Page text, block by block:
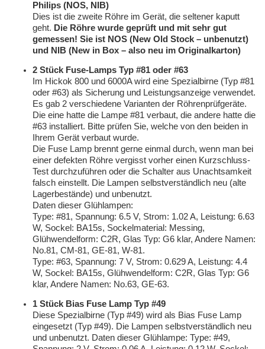
Philips (NOS, NIB)
Dies ist die zweite Röhre im Gerät, die seltener kaputt
geht. Die Röhre wurde geprüft und mit sehr gut
gemessen! Sie ist NOS (New Old Stock – unbenutzt)
und NIB (New in Box – also neu im Originalkarton)
2 Stück Fuse-Lamps Typ #81 oder #63
Im Hickok 800 und 6000A wird eine Spezialbirne (Typ #81
oder #63) als Sicherung und Leistungsanzeige verwendet.
Es gab 2 verschiedene Varianten der Röhrenprüfgeräte.
Die eine hatte die Lampe #81 verbaut, die andere hatte die
#63 installiert. Bitte prüfen Sie, welche von den beiden in
Ihrem Gerät verbaut wurde.
Die Fuse Lamp brennt gerne einmal durch, wenn man bei
einer defekten Röhre vergisst vorher einen Kurzschluss-
Test durchzuführen oder die Schalter aus Unachtsamkeit
falsch einstellt. Die Lampen selbstverständlich neu (alte
Lagerbestände) und unbenutzt.
Daten dieser Glühlampen:
Type: #81, Spannung: 6.5 V, Strom: 1.02 A, Leistung: 6.63
W, Sockel: BA15s, Sockelmaterial: Messing,
Glühwendelform: C2R, Glas Typ: G6 klar, Andere Namen:
No.81, CM-81, GE-81, W-81.
Type: #63, Spannung: 7 V, Strom: 0.629 A, Leistung: 4.4
W, Sockel: BA15s, Glühwendelform: C2R, Glas Typ: G6
klar, Andere Namen: No.63, GE-63.
1 Stück Bias Fuse Lamp Typ #49
Diese Spezialbirne (Typ #49) wird als Bias Fuse Lamp
eingesetzt (Typ #49). Die Lampen selbstverständlich neu
und unbenutzt. Daten dieser Glühlampe: Type: #49,